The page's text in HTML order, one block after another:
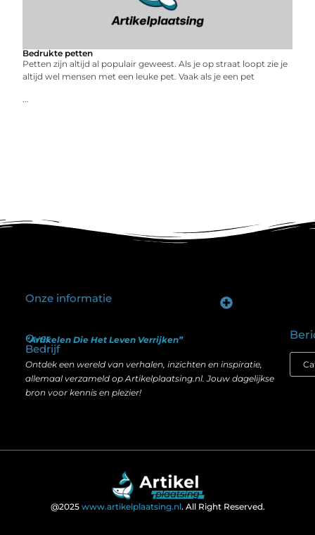
Bedrukte petten
Petten zijn altijd al populair geweest. Als je op straat loopt zie je
altijd wel mensen met een leuke pet. Vaak als je een pet
...
Over
Bedrijf
“Artikelen Die Het Leven Verrijken”
Ontdek een wereld van verhalen, inzichten en inspiratie,
allemaal verzameld op Artikelplaatsing.nl. Jouw dagelijkse
bron voor kennis en plezier!
Onze informatie
@2025 www.artikelplaatsing.nl. All Right Reserved.